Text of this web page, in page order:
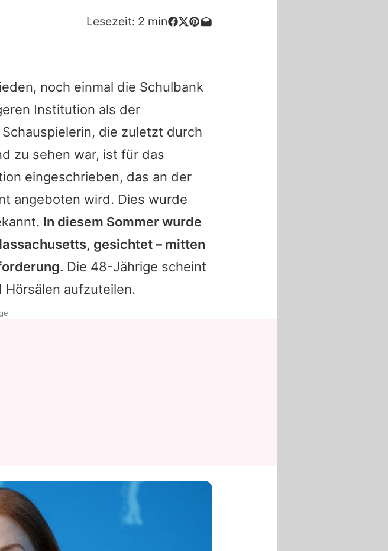
Promiflash
Lesezeit: 2 min
noch einmal die Schulbank
Institution als der
die zuletzt durch
zu sehen war, ist für das
eingeschrieben, das an der
angeboten wird. Dies wurde
In diesem Sommer wurde
gesichtet – mitten
Die 48-Jährige scheint
aufzuteilen.